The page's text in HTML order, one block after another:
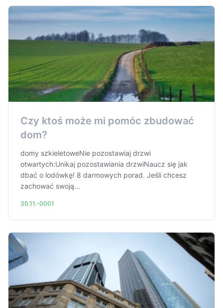
Czy ktoś może mi pomóc zbudować
dom?
domy szkieletoweNie pozostawiaj drzwi
otwartych:Unikaj pozostawiania drzwiNaucz się jak
dbać o lodówkę! 8 darmowych porad. Jeśli chcesz
zachować swoją...
30.11.-0001